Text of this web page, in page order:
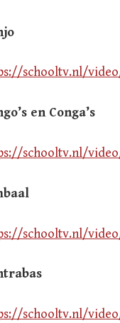
schooltv.nl/
en Conga’s
schooltv.nl/
schooltv.nl/
schooltv.nl/